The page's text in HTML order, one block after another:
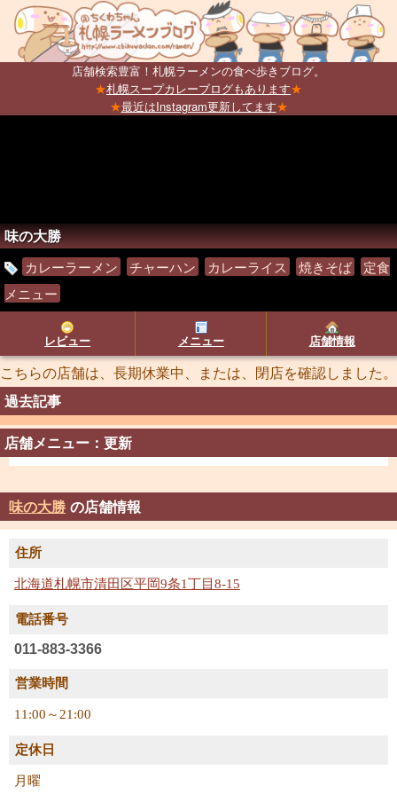
店舗検索豊富！札幌ラーメンの食べ歩きブログ。
★札幌スープカレーブログもあります★
★最近はInstagram更新してます★
味の大勝
カレーラーメン チャーハン カレーライス 焼きそば
定食
メニュー
レビュー メニュー 店舗情報
こちらの店舗は、長期休業中、または、閉店を確認しました。
過去記事
店舗メニュー：更新
味の大勝 の店舗情報
住所
北海道札幌市清田区平岡9条1丁目8-15
電話番号
011-883-3366
営業時間
11:00～21:00
定休日
月曜